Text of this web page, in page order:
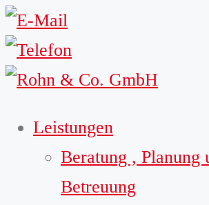
Leistungen
Beratung , Planung
Betreuung